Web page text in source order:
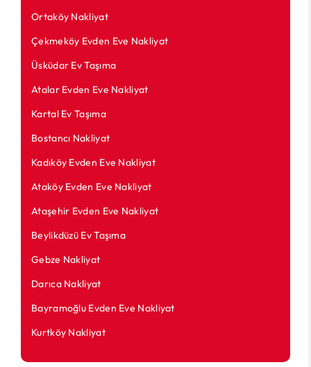
Ortaköy Nakliyat
Çekmeköy Evden Eve Nakliyat
Üsküdar Ev Taşıma
Atalar Evden Eve Nakliyat
Kartal Ev Taşıma
Bostancı Nakliyat
Kadıköy Evden Eve Nakliyat
Ataköy Evden Eve Nakliyat
Ataşehir Evden Eve Nakliyat
Beylikdüzü Ev Taşıma
Gebze Nakliyat
Darıca Nakliyat
Bayramoğlu Evden Eve Nakliyat
Kurtköy Nakliyat